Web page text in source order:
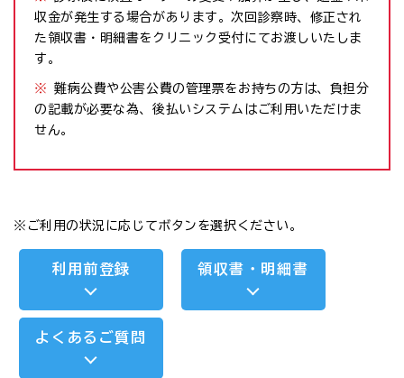
収金が発生する場合があります。次回診察時、修正され
た領収書・明細書をクリニック受付にてお渡しいたしま
す。
※
難病公費や公害公費の管理票をお持ちの方は、負担分
の記載が必要な為、後払いシステムはご利用いただけま
せん。
※ご利用の状況に応じてボタンを選択ください。
利用前登録 領収書・明細書
よくあるご質問